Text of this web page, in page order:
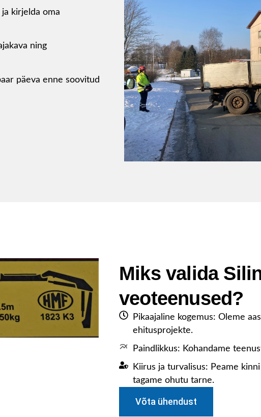
kirjelda oma
ning
päeva enne soovitud
Miks valida
veoteenused?
Pikaajaline kogemus: Oleme
ehitusprojekte.
Paindlikkus: Kohandame
Kiirus ja turvalisus: Peame
tagame ohutu tarne.
Võta ühendust